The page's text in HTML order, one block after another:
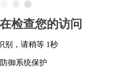
检查您的访问
别，请稍等 1秒
御系统保护